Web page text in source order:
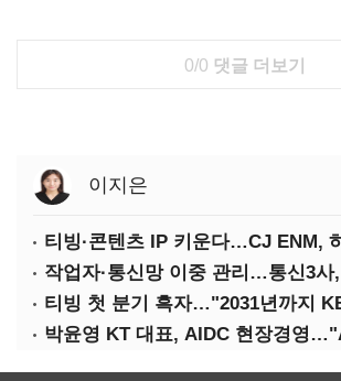
0/0 댓글 더보기
이지은